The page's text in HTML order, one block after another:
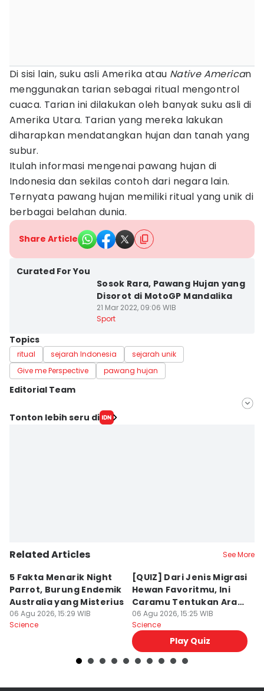
Di sisi lain, suku asli Amerika atau NativeAmerican
menggunakan tarian sebagai ritual mengontrol
cuaca. Tarian ini dilakukan oleh banyak suku asli di
Amerika Utara. Tarian yang mereka lakukan
diharapkan mendatangkan hujan dan tanah yang
subur.
Itulah informasi mengenai pawang hujan di
Indonesia dan sekilas contoh dari negara lain.
Ternyata pawang hujan memiliki ritual yang unik di
berbagai belahan dunia.
Share Article
Curated For You
Sosok Rara, Pawang Hujan yang
Disorot di MotoGP Mandalika
21 Mar 2022, 09:06 WIB
Sport
Topics
ritual sejarah Indonesia
sejarah unik
Give me Perspective
pawang hujan
Editorial Team
Editor
Tonton lebih seru di
Related Articles See More
5 Fakta Menarik Night
Parrot, Burung Endemik
Australia yang Misterius
06 Agu 2026, 15:29 WIB
Science
[QUIZ] Dari Jenis Migrasi
Hewan Favoritmu, Ini
Caramu Tentukan Arah
Hidup
06 Agu 2026, 15:25 WIB
Science
Play Quiz